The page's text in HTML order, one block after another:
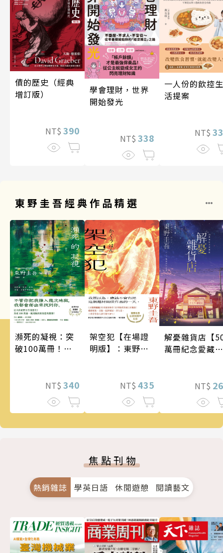
債的歷史（經典
增訂版）
NT$ 390
學會理財，世界
開始發光
NT$ 338
一人份的飲控生
活提案
NT$
東野圭吾經典作品精選
瀕死的凝視：突
破100萬冊！這
的情慾與驚悚！
NT$ 340
架空犯【在場證
明版】：東野圭
蝠》系列重磅新
NT$ 435
解憂雜貨店【
萬冊紀念愛藏
NT$
焦點刊物
熱銷雜誌 學英日語 休閒遊憩 閱讀藝文